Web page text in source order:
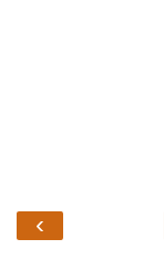
‹